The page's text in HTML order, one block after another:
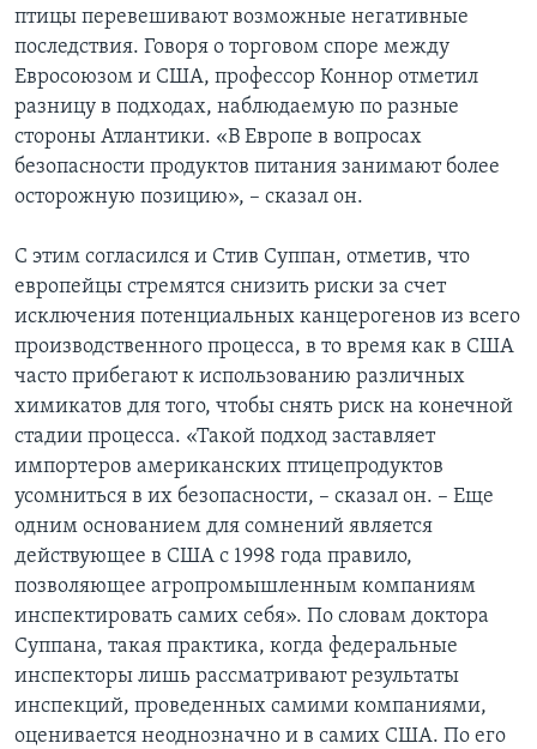
птицы перевешивают возможные негативные
последствия. Говоря о торговом споре между
Евросоюзом и США, профессор Коннор отметил
разницу в подходах, наблюдаемую по разные
стороны Атлантики. «В Европе в вопросах
безопасности продуктов питания занимают более
осторожную позицию», – сказал он.
С этим согласился и Стив Суппан, отметив, что
европейцы стремятся снизить риски за счет
исключения потенциальных канцерогенов из всего
производственного процесса, в то время как в США
часто прибегают к использованию различных
химикатов для того, чтобы снять риск на конечной
стадии процесса. «Такой подход заставляет
импортеров американских птицепродуктов
усомниться в их безопасности, – сказал он. – Еще
одним основанием для сомнений является
действующее в США с 1998 года правило,
позволяющее агропромышленным компаниям
инспектировать самих себя». По словам доктора
Суппана, такая практика, когда федеральные
инспекторы лишь рассматривают результаты
инспекций, проведенных самими компаниями,
оценивается неоднозначно и в самих США. По его